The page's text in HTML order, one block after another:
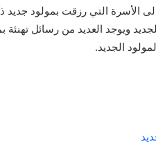
الأسرة التي رزقت بمولود
ويوجد العديد من رسائل تهنئة
الجديد.